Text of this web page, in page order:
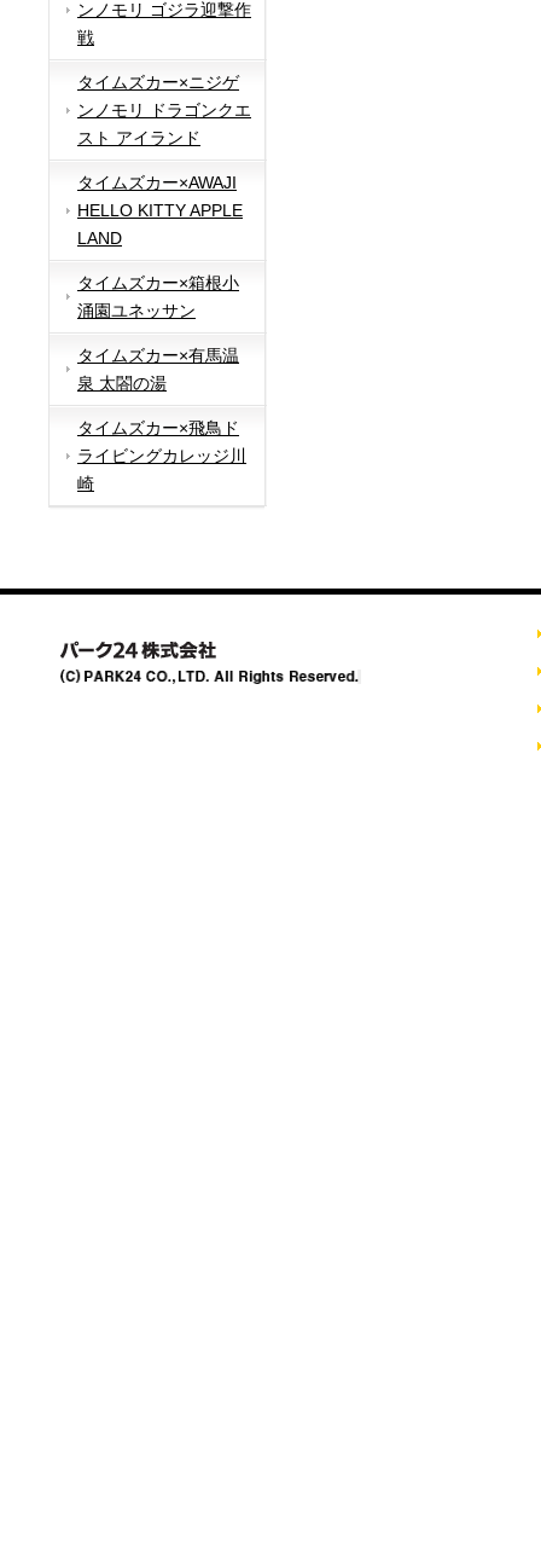
ンノモリ ゴジラ迎撃作
戦
タイムズカー×ニジゲ
ンノモリ ドラゴンクエ
スト アイランド
タイムズカー×AWAJI
HELLO KITTY APPLE
LAND
タイムズカー×箱根小
涌園ユネッサン
タイムズカー×有馬温
泉 太閤の湯
タイムズカー×飛鳥ド
ライビングカレッジ川
崎